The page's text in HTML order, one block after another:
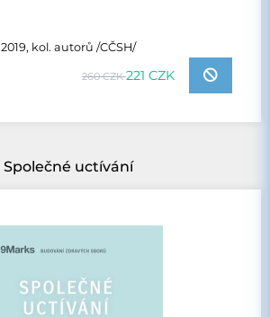
2019, kol. autorů /CČSH/
260 CZK221 CZK
Společné uctívání